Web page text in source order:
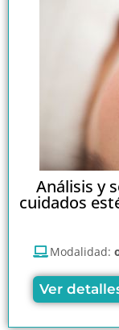
Análisis y
cuidados
Modalidad:
Ver